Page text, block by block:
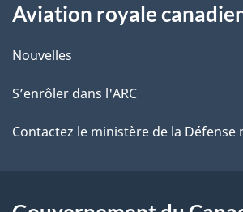
i
l
s
d
l
propos
de
ce
site
Aviation royale
Nouvelles
S’enrôler dans l'ARC
Contactez le ministère de la Défense